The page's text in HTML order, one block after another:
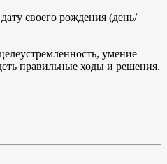
своего рождения (день/
умение
правильные ходы и решения.